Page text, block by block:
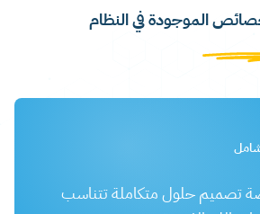
الموجودة في النظام
تصميم حلول متكاملة تتناسب